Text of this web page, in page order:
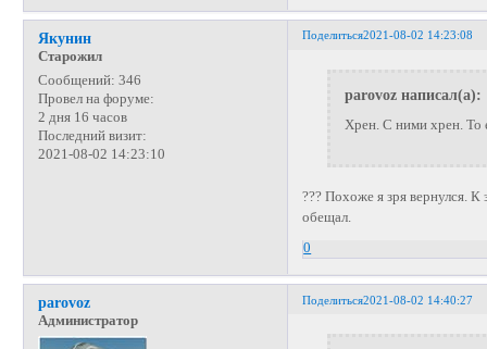
Поделиться2021-08-02 14:23:08
Якунин
Старожил
Сообщений: 346
Провел на форуме:
2 дня 16 часов
Последний визит:
2021-08-02 14:23:10
parovoz написал(а):
Хрен. С ними хрен. То
??? Похоже я зря вернулся. К
обещал.
0
Поделиться2021-08-02 14:40:27
parovoz
Администратор